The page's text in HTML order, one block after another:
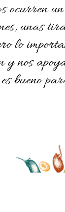
ocurren
unas
lo
y nos
bueno